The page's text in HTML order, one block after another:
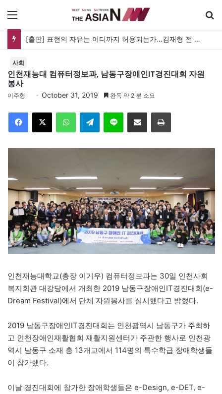
[출판] 표현의 자유는 어디까지 허용되는가…김재형 전 대법관 ‘언론과 인격권’
사회
인천재능대 컴퓨터정보과, 남동구장애인IT경진대회 자원
봉사
이주형 October 31, 2019 완독 약 2 분 소요
Telegram 이메일
인천재능대학교(총장 이기우) 컴퓨터정보과는 30일 인천사회
복지회관 대강당에서 개최한 2019 남동구장애인IT경진대회(e-
Dream Festival)에서 단체 자원봉사를 실시했다고 밝혔다.
2019 남동구장애인IT경진대회는 인천광역시 남동구가 주최하
고 인천장애인재활협회 재활지원센터가 주관한 행사로 인천광
역시 남동구 소재 총 13개교에서 114명의 특수학급 장애학생들
이 참가했다.
이날 경진대회에 참가한 장애학생들은 e-Design, e-DET, e-